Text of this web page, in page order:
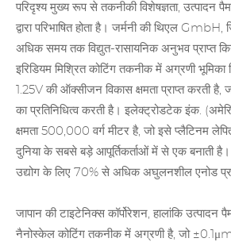
परिदृश्य मुख्य रूप से तकनीकी विशेषज्ञता, उत्पादन
द्वारा परिभाषित होता है। जर्मनी की थिएल
अधिक समय तक विद्युत-रासायनिक अनुभव प्राप्त
इरिडियम मिश्रित कोटिंग तकनीक में अग्रणी
1.25V की ऑक्सीजन विकास क्षमता प्राप्त करती है,
का प्रतिनिधित्व करती है। इलेक्ट्रोडटेक इंक.
क्षमता 500,000 वर्ग मीटर है, जो इसे प्लैटिनम
दुनिया के सबसे बड़े आपूर्तिकर्ताओं में से एक बनाती है।
उद्योग के लिए 70% से अधिक अघुलनशील एनोड
जापान की टाइटेनिक्स कॉर्पोरेशन, हालांकि उत्पादन
नैनोस्केल कोटिंग तकनीक में अग्रणी है, जो